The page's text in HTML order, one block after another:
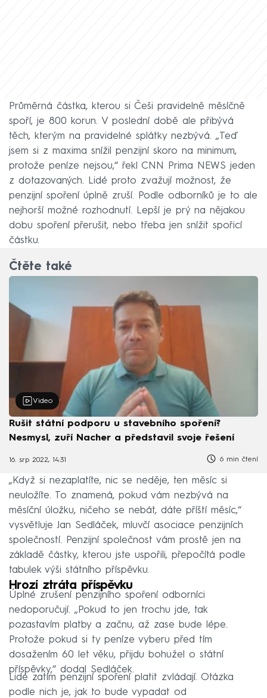
Průměrná částka, kterou si Češi pravidelně měsíčně
spoří, je 800 korun. V poslední době ale přibývá
těch, kterým na pravidelné splátky nezbývá. „Teď
jsem si z maxima snížil penzijní skoro na minimum,
protože peníze nejsou,“ řekl CNN Prima NEWS jeden
z dotazovaných. Lidé proto zvažují možnost, že
penzijní spoření úplně zruší. Podle odborníků je to ale
nejhorší možné rozhodnutí. Lepší je prý na nějakou
dobu spoření přerušit, nebo třeba jen snížit spořicí
částku.
Čtěte také
Video
Rušit státní podporu u stavebního spoření?
Nesmysl, zuří Nacher a představil svoje řešení
16. srp 2022, 14:31 6 min čtení
„Když si nezaplatíte, nic se neděje, ten měsíc si
neuložíte. To znamená, pokud vám nezbývá na
měsíční úložku, ničeho se nebát, dáte příští měsíc,“
vysvětluje Jan Sedláček, mluvčí asociace penzijních
společností. Penzijní společnost vám prostě jen na
základě částky, kterou jste uspořili, přepočítá podle
tabulek výši státního příspěvku.
Hrozí ztráta příspěvku
Úplné zrušení penzijního spoření odborníci
nedoporučují. „Pokud to jen trochu jde, tak
pozastavím platby a začnu, až zase bude lépe.
Protože pokud si ty peníze vyberu před tím
dosažením 60 let věku, přijdu bohužel o státní
příspěvky,“ dodal Sedláček.
Lidé zatím penzijní spoření platit zvládají. Otázka
podle nich je, jak to bude vypadat od